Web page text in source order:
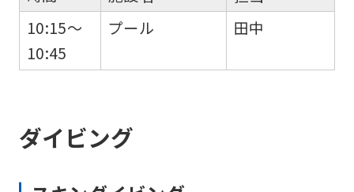
10:15～
10:45
プール
田中
ダイビング